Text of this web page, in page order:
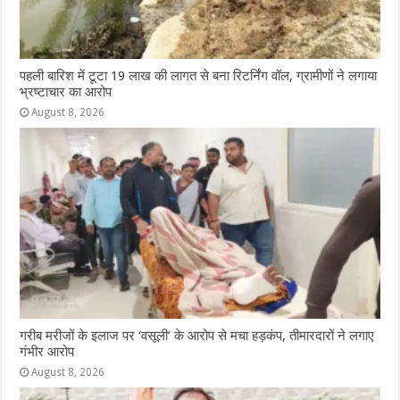
पहली बारिश में टूटा 19 लाख की लागत से बना रिटर्निंग वॉल, ग्रामीणों ने लगाया
भ्रष्टाचार का आरोप
August 8, 2026
गरीब मरीजों के इलाज पर ‘वसूली’ के आरोप से मचा हड़कंप, तीमारदारों ने लगाए
गंभीर आरोप
August 8, 2026